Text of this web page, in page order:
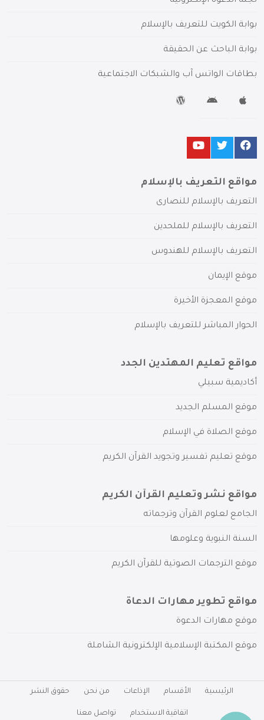
بوابة الكويت للتعريف بالإسلام
بوابة الباحث عن الحقيقة
بطاقات الواتس آب والشبكات الاجتماعية
مواقع التعريف بالإسلام
التعريف بالإسلام للنصارى
التعريف بالإسلام للملحدين
التعريف بالإسلام للهندوس
موقع الإيمان
موقع المعجزة الأخيرة
الحوار المباشر للتعريف بالإسلام
مواقع تعليم المهتدين الجدد
أكاديمية سبيلي
موقع المسلم الجديد
موقع الصلاة في الإسلام
موقع تعليم تفسير وتجويد القرآن الكريم
مواقع نشر وتعليم القرآن الكريم
الجامع لعلوم القرآن وترجماته
السنة النبوية وعلومها
موقع الترجمات الصوتية للقرآن الكريم
مواقع تطوير مهارات الدعاة
موقع مهارات الدعوة
موقع المكتبة الإسلامية الإلكترونية الشاملة
الرئيسية الأقسام الإذاعات من نحن حقوق النشر
اتفاقية الاستخدام تواصل معنا